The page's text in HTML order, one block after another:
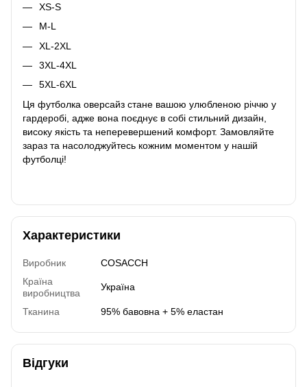
XS-S
M-L
XL-2XL
3XL-4XL
5XL-6XL
Ця футболка оверсайз стане вашою улюбленою річчю у
гардеробі, адже вона поєднує в собі стильний дизайн,
високу якість та неперевершений комфорт. Замовляйте
зараз та насолоджуйтесь кожним моментом у нашій
футболці!
Характеристики
Виробник
COSACCH
Країна
виробництва
Україна
Тканина 95% бавовна + 5% еластан
Відгуки